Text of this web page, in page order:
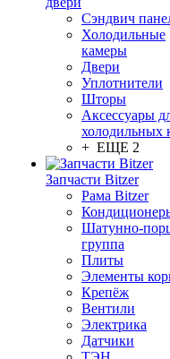
Сэндвич
Холодильные
камеры
Двери
Уплотнители
Шторы
Аксессуары
холодильных
+ ЕЩЕ 2
Запчасти Bitzer
Рама Bitzer
Шатунно-
группа
Плиты
Элементы
Крепёж
Вентили
Электрика
Датчики